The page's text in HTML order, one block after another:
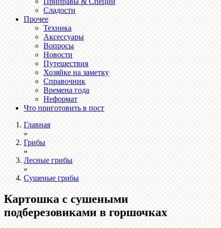
Сладости
Прочее
Техника
Аксессуары
Вопросы
Новости
Путешествия
Хозяйке на заметку
Справочник
Времена года
Неформат
Что приготовить в пост
Главная
»
Грибы
»
Лесные грибы
»
Сушеные грибы
Картошка с сушеными
подберезовиками в горшочках